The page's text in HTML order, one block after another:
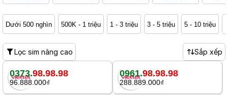
Dưới 500 nghìn 500K - 1 triệu 1 - 3 triệu 3 - 5 triệu 5 - 10 triệu
Lọc sim nâng cao Sắp xếp
0373.98.98.98
96.888.000₫
0961.98.98.98
288.889.000₫